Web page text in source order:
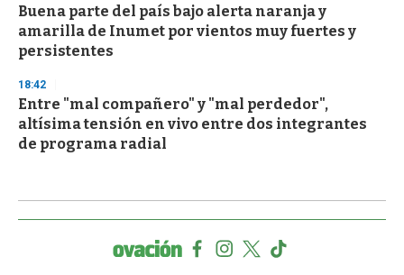
Buena parte del país bajo alerta naranja y
amarilla de Inumet por vientos muy fuertes y
persistentes
18:42
Entre "mal compañero" y "mal perdedor",
altísima tensión en vivo entre dos integrantes
de programa radial